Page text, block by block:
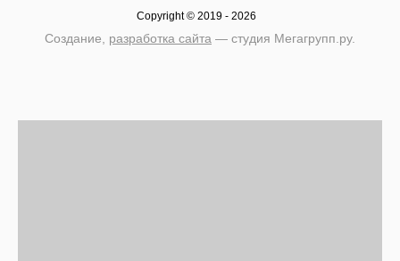
Copyright © 2019 - 2026
Создание, разработка сайта — студия Мегагрупп.ру.